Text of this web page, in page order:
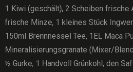
1 Kiwi (geschält), 2 Scheiben frische
frische Minze, 1 kleines Stück
150ml Brennnessel Tee, 1EL Maca
Mineralisierungsgranate (Mixer/
½ Gurke, 1 Handvoll Grünkohl, den